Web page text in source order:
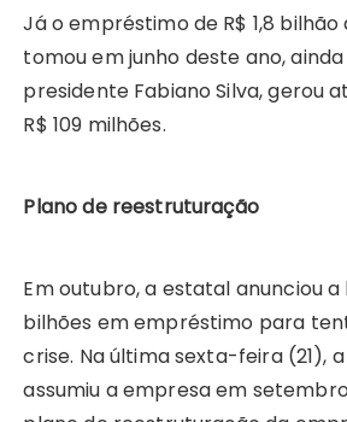
Já o empréstimo de R$ 1,8
tomou em junho deste ano,
presidente Fabiano Silva, gerou
R$ 109 milhões.
Plano de reestruturação
Em outubro, a estatal anunciou a
bilhões em empréstimo para
crise. Na última sexta-feira (21),
assumiu a empresa em